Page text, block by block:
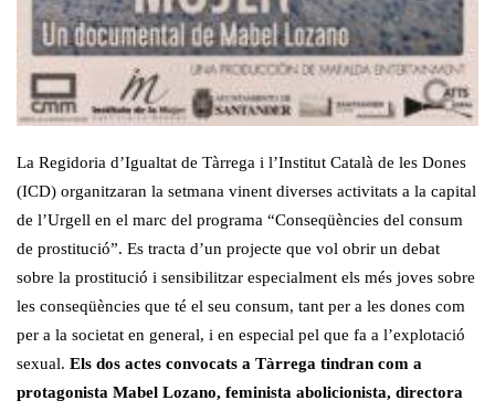
La Regidoria d’Igualtat de Tàrrega i l’Institut Català de les Dones
(ICD) organitzaran la setmana vinent diverses activitats a la capital
de l’Urgell en el marc del programa “Conseqüències del consum
de prostitució”. Es tracta d’un projecte que vol obrir un debat
sobre la prostitució i sensibilitzar especialment els més joves sobre
les conseqüències que té el seu consum, tant per a les dones com
per a la societat en general, i en especial pel que fa a l’explotació
sexual. Els dos actes convocats a Tàrrega tindran com a
protagonista Mabel Lozano, feminista abolicionista, directora